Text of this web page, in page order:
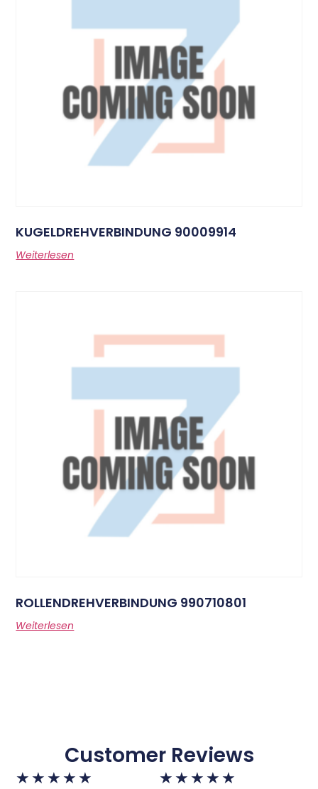
KUGELDREHVERBINDUNG 90009914
Weiterlesen
ROLLENDREHVERBINDUNG 990710801
Weiterlesen
Customer Reviews
★ ★ ★ ★ ★ ★ ★ ★ ★ ★